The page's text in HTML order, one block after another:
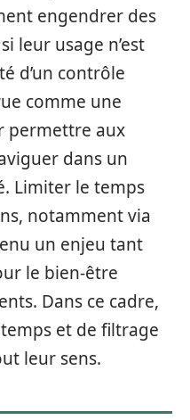
engendrer des
leur usage n’est
d’un contrôle
comme une
permettre aux
dans un
Limiter le temps
notamment via
un enjeu tant
le bien-être
Dans ce cadre,
et de filtrage
leur sens.